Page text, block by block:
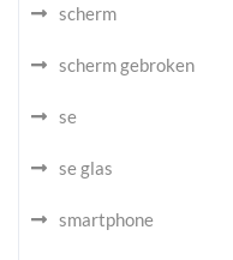
scherm
scherm gebroken
se
se glas
smartphone